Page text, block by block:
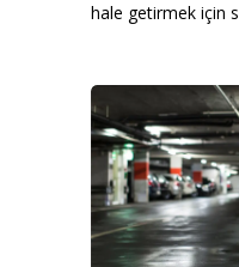
hale getirmek için